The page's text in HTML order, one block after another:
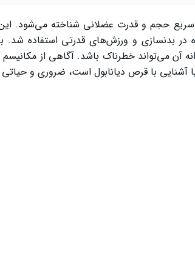
حجم و قدرت عضلانی شناخته می‌شود. این
و ورزش‌های قدرتی استفاده شد. با
می‌تواند خطرناک باشد. آگاهی از مکانیسم
آشنایی با قرص دیانابول است، ضروری و